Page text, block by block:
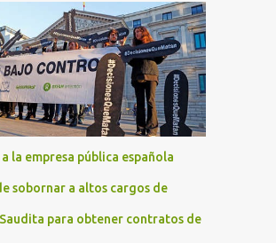
la empresa pública española
sobornar a altos cargos de
para obtener contratos de